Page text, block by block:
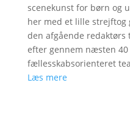
scenekunst for børn og
her med et lille strejftog
den afgående redaktørs
efter gennem næsten
fællesskabsorienteret
Læs mere